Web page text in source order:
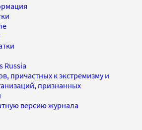
Russia
причастных к экстремизму и
признанных
версию журнала